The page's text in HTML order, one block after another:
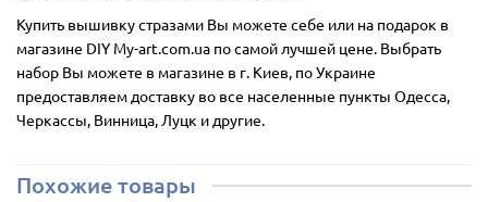
Купить вышивку стразами Вы можете себе или на подарок в
магазине DIY My-art.com.ua по самой лучшей цене. Выбрать
набор Вы можете в магазине в г. Киев, по Украине
предоставляем доставку во все населенные пункты Одесса,
Черкассы, Винница, Луцк и другие.
Похожие товары